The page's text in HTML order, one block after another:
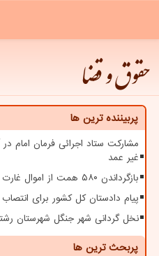
حقوق و قضا
پربیننده ترین ها
غیر عمد
بازگرداندن ۵۸۰ همت از اموال غارت شده به بیت المال
پیام دادستان کل کشور برای
نخل گردانی شهر جنگل شهرستان
پربحث ترین ها